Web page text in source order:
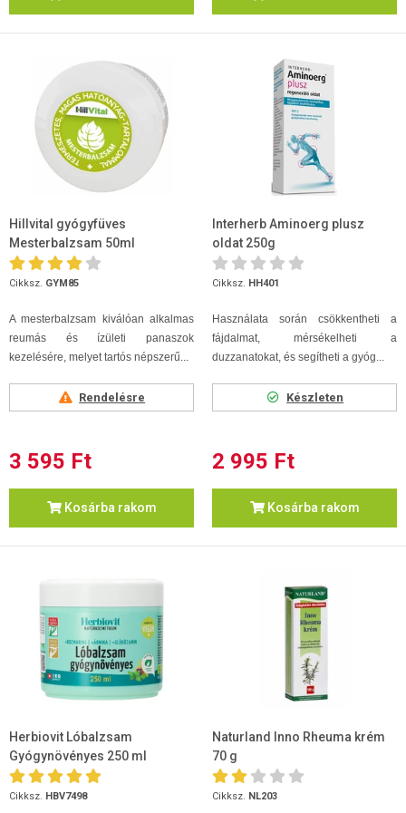
Hillvital gyógyfüves
Mesterbalzsam 50ml
Cikksz. GYM85
A mesterbalzsam kiválóan alkalmas
reumás és ízületi panaszok
kezelésére, melyet tartós népszerű...
Rendelésre
3 595 Ft
Kosárba rakom
Interherb Aminoerg plusz
oldat 250g
Cikksz. HH401
Használata során csökkentheti a
fájdalmat, mérsékelheti a
duzzanatokat, és segítheti a gyóg...
Készleten
2 995 Ft
Kosárba rakom
Herbiovit Lóbalzsam
Gyógynövényes 250 ml
Cikksz. HBV7498
Naturland Inno Rheuma krém
70 g
Cikksz. NL203